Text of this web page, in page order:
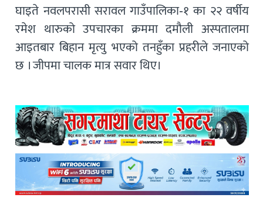
घाइते नवलपरासी सरावल गाउँपालिका-१ का २२ वर्षीय
रमेश थारुको उपचारका क्रममा दमौली अस्पतालमा
आइतबार बिहान मृत्यु भएको तनहुँका प्रहरीले जनाएको
छ । जीपमा चालक मात्र सवार थिए।